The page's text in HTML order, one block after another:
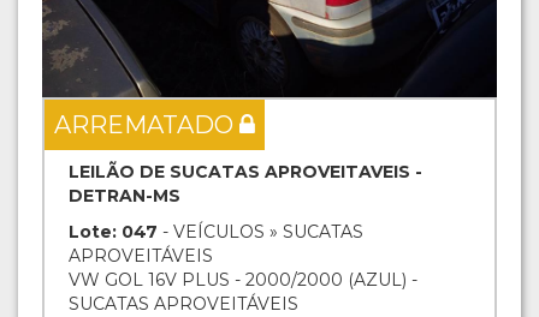
ARREMATADO
LEILÃO DE SUCATAS APROVEITAVEIS -
DETRAN-MS
Lote: 047 - VEÍCULOS » SUCATAS
APROVEITÁVEIS
VW GOL 16V PLUS - 2000/2000 (AZUL) -
SUCATAS APROVEITÁVEIS